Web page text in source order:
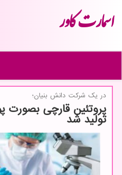
اسمارت كاور
در یك شركت دانش بنیان؛
پروتئین قارچی بصورت
تولید شد